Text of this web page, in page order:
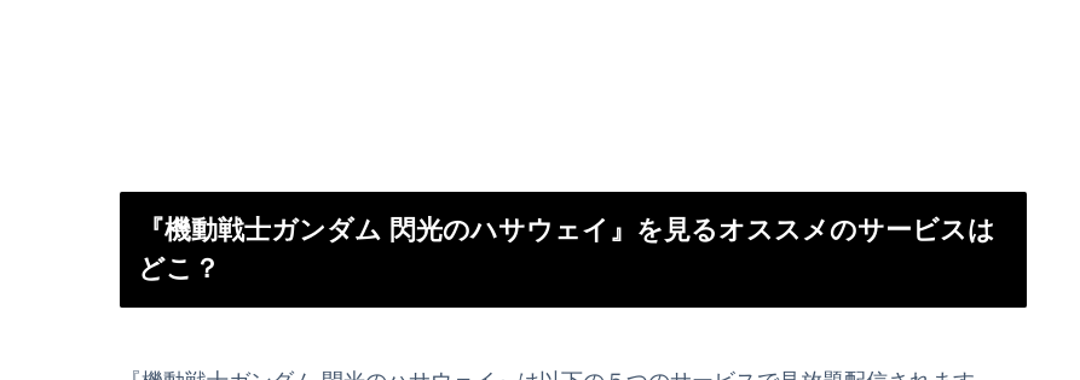
『機動戦士ガンダム 閃光のハサウェイ』を見るオススメのサービスは
どこ？